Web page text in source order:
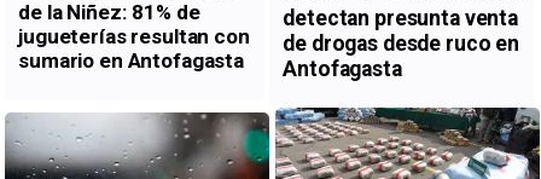
de la Niñez: 81% de
jugueterías resultan con
sumario en Antofagasta
detectan presunta venta
de drogas desde ruco en
Antofagasta